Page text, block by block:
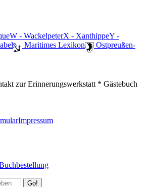
W - WackelpeterX - XanthippeY -
️ Maritimes Lexikon
️ Ostpreußen-
zur Erinnerungswerkstatt * Gästebuch
Impressum